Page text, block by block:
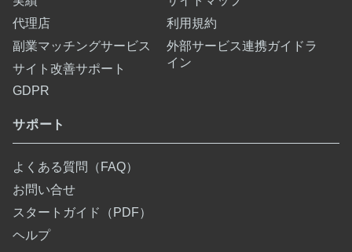
代理店
副業マッチングサービス
サイト改善サポート
GDPR
利用規約
外部サービス連携ガイドラ
イン
サポート
よくある質問（FAQ）
お問い合せ
スタートガイド（PDF）
ヘルプ